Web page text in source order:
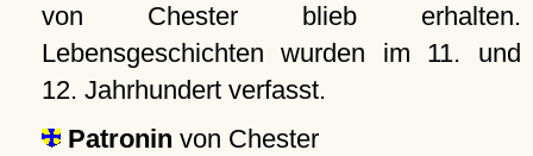
von Chester blieb erhalten.
Lebensgeschichten wurden im 11. und
12. Jahrhundert verfasst.
Patronin von Chester